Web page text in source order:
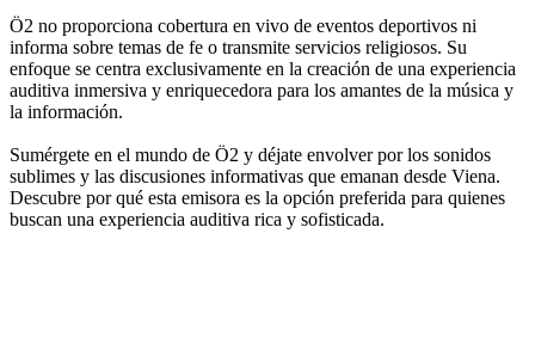
Ö2 no proporciona cobertura en vivo de eventos deportivos ni
informa sobre temas de fe o transmite servicios religiosos. Su
enfoque se centra exclusivamente en la creación de una experiencia
auditiva inmersiva y enriquecedora para los amantes de la música y
la información.
Sumérgete en el mundo de Ö2 y déjate envolver por los sonidos
sublimes y las discusiones informativas que emanan desde Viena.
Descubre por qué esta emisora es la opción preferida para quienes
buscan una experiencia auditiva rica y sofisticada.